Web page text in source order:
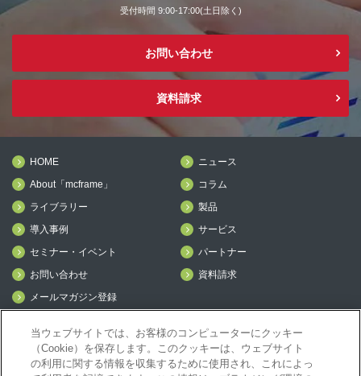
受付時間 9:00-17:00(土日除く)
お問い合わせ
資料請求
HOME
ニュース
About「mcframe」
コラム
ライブラリー
製品
導入事例
サービス
セミナー・イベント
パートナー
お問い合わせ
資料請求
メールマガジン登録
mcframeナビ（ユーザ登録者）
当ウェブサイトでは、お客様のコンピューターにクッキー
（Cookie）を保存します。このクッキーは、ウェブサイト
の利用に関する情報を収集するために使用され、これによっ